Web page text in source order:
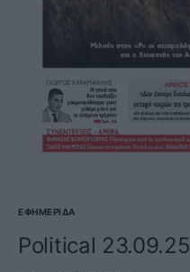
ΕΦΗΜΕΡΊΔΑ
Political 23.09.25